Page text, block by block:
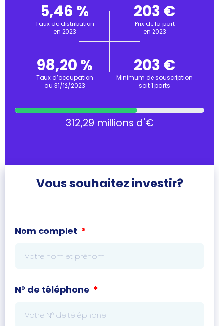
5,46 %
Taux de distribution
en 2023
203 €
Prix de la part
en 2023
98,20 %
Taux d’occupation
au 31/12/2023
203 €
Minimum de souscription
soit 1 parts
312,29 millions d'€
Vous souhaitez investir?
Nom complet
N° de téléphone